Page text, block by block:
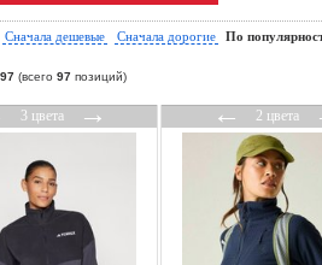
Сначала дешевые Сначала дорогие По
97 (всего 97 позиций)
3 цвета→ ←2 цвета